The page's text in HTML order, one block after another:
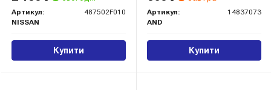
Артикул:
487502F010
NISSAN
Купити
Артикул:
14837073
AND
Купити